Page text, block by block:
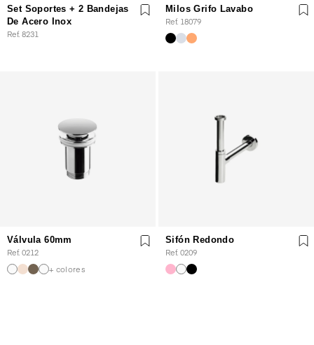
Set Soportes + 2 Bandejas
De Acero Inox
Ref. 8231
Milos Grifo Lavabo
Ref. 18079
Válvula 60mm
Ref. 0212
+ colores
Sifón Redondo
Ref. 0209